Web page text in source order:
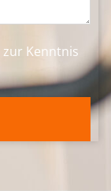
zur Kenntnis